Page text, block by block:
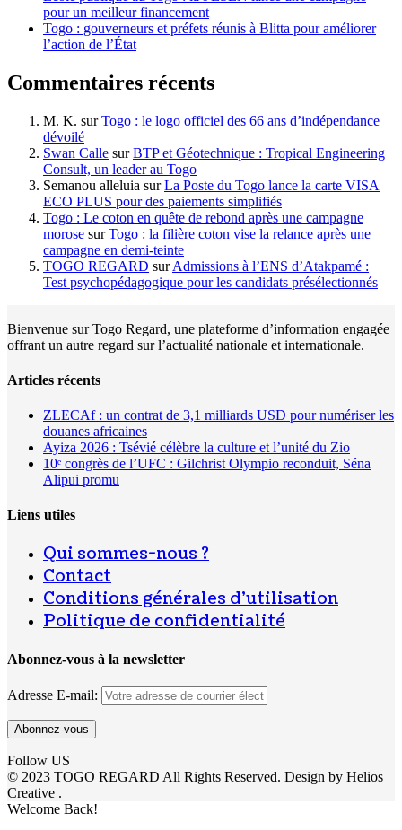
pour un meilleur financement
Togo : gouverneurs et préfets réunis à Blitta pour améliorer
l’action de l’État
Commentaires récents
M. K. surTogo : le logo officiel des 66 ans d’indépendance
dévoilé
Swan Calle surBTP et Géotechnique : Tropical Engineering
Consult, un leader au Togo
Semanou alleluia surLa Poste du Togo lance la carte VISA
ECO PLUS pour des paiements simplifiés
Togo : Le coton en quête de rebond après une campagne
morose surTogo : la filière coton vise la relance après une
campagne en demi-teinte
TOGO REGARD surAdmissions à l’ENS d’Atakpamé :
Test psychopédagogique pour les candidats présélectionnés
Bienvenue sur Togo Regard, une plateforme d’information engagée
offrant un autre regard sur l’actualité nationale et internationale.
Articles récents
ZLECAf : un contrat de 3,1 milliards USD pour numériser les
douanes africaines
Ayiza 2026 : Tsévié célèbre la culture et l’unité du Zio
10ᵉ congrès de l’UFC : Gilchrist Olympio reconduit, Séna
Alipui promu
Liens utiles
Qui sommes-nous ?
Contact
Conditions générales d’utilisation
Politique de confidentialité
Abonnez-vous à la newsletter
Adresse E-mail:
Follow US
© 2023 TOGO REGARD All Rights Reserved. Design by Helios
Creative .
Welcome Back!